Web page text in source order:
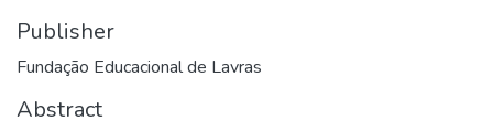
Publisher
Fundação Educacional de Lavras
Abstract